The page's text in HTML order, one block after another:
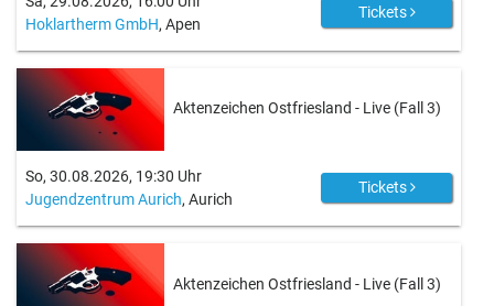
Hoklartherm GmbH, Apen
Tickets
Aktenzeichen Ostfriesland - Live (Fall 3)
So, 30.08.2026, 19:30 Uhr
Jugendzentrum Aurich, Aurich
Tickets
Aktenzeichen Ostfriesland - Live (Fall 3)